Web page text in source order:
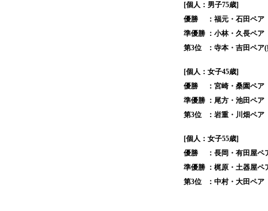
[個人：男子75歳]
優勝
：福元・石田ペア
準優勝 ：小林・久長ペア
第3位
：寺本・吉田ペア
[個人：女子45歳]
優勝
：宮崎・桑園ペア
準優勝 ：尾方・池田ペア
第3位
：岩重・川畑ペ
[個人：女子55歳]
優勝
：長岡・有田屋ペ
準優勝 ：梶原・土器屋
第3位
：中村・大田ペ